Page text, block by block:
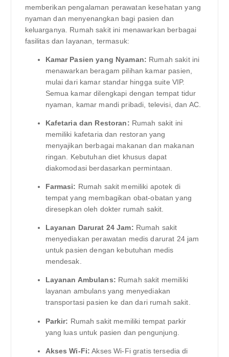
memberikan pengalaman perawatan kesehatan yang
nyaman dan menyenangkan bagi pasien dan
keluarganya. Rumah sakit ini menawarkan berbagai
fasilitas dan layanan, termasuk:
Kamar Pasien yang Nyaman: Rumah sakit ini
menawarkan beragam pilihan kamar pasien,
mulai dari kamar standar hingga suite VIP.
Semua kamar dilengkapi dengan tempat tidur
nyaman, kamar mandi pribadi, televisi, dan AC.
Kafetaria dan Restoran: Rumah sakit ini
memiliki kafetaria dan restoran yang
menyajikan berbagai makanan dan makanan
ringan. Kebutuhan diet khusus dapat
diakomodasi berdasarkan permintaan.
Farmasi: Rumah sakit memiliki apotek di
tempat yang membagikan obat-obatan yang
diresepkan oleh dokter rumah sakit.
Layanan Darurat 24 Jam: Rumah sakit
menyediakan perawatan medis darurat 24 jam
untuk pasien dengan kebutuhan medis
mendesak.
Layanan Ambulans: Rumah sakit memiliki
layanan ambulans yang menyediakan
transportasi pasien ke dan dari rumah sakit.
Parkir: Rumah sakit memiliki tempat parkir
yang luas untuk pasien dan pengunjung.
Akses Wi-Fi: Akses Wi-Fi gratis tersedia di